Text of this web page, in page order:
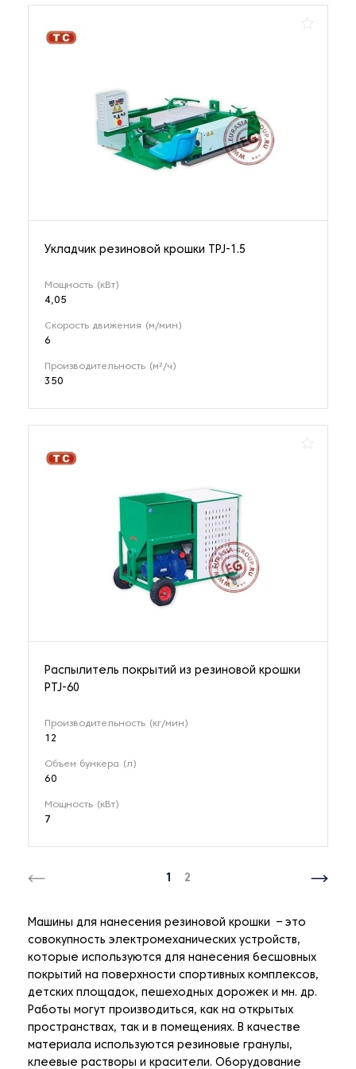
Укладчик резиновой крошки TPJ-1.5
Мощность (кВт)
4,05
Скорость движения (м/мин)
6
Производительность (м²/ч)
350
Распылитель покрытий из резиновой крошки
PTJ-60
Производительность (кг/мин)
12
Объем бункера (л)
60
Мощность (кВт)
7
1 2
Машины для нанесения резиновой крошки – это
совокупность электромеханических устройств,
которые используются для нанесения бесшовных
покрытий на поверхности спортивных комплексов,
детских площадок, пешеходных дорожек и мн. др.
Работы могут производиться, как на открытых
пространствах, так и в помещениях. В качестве
материала используются резиновые гранулы,
клеевые растворы и красители. Оборудование